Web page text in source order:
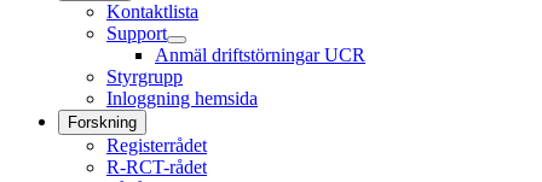
Kontaktlista
Support
Anmäl driftstörningar UCR
Styrgrupp
Inloggning hemsida
Forskning
Registerrådet
R-RCT-rådet